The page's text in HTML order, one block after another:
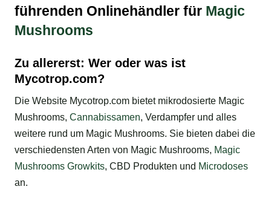
führenden Onlinehändler für Magic
Mushrooms
Zu allererst: Wer oder was ist
Mycotrop.com?
Die Website Mycotrop.com bietet mikrodosierte Magic
Mushrooms, Cannabissamen, Verdampfer und alles
weitere rund um Magic Mushrooms. Sie bieten dabei die
verschiedensten Arten von Magic Mushrooms, Magic
Mushrooms Growkits, CBD Produkten und Microdoses
an.